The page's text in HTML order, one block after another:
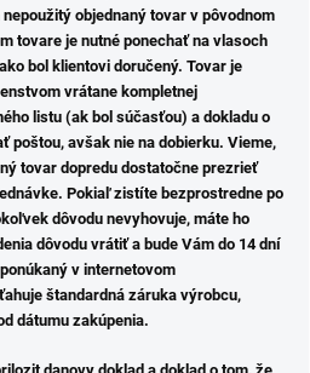
objednaný tovar v pôvodnom
tovare je nutné ponechať na vlasoch
bol klientovi doručený. Tovar je
vrátane kompletnej
listu (ak bol súčasťou) a dokladu o
poštou, avšak nie na dobierku. Vieme,
tovar dopredu dostatočne prezrieť
Pokiaľ zistíte bezprostredne po
dôvodu nevyhovuje, máte ho
dôvodu vrátiť a bude Vám do 14 dní
v internetovom
štandardná záruka výrobcu,
dátumu zakúpenia.